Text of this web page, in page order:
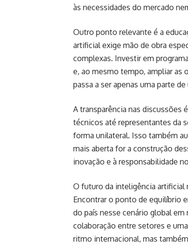
às necessidades do mercado
Outro ponto relevante é a
artificial exige mão de obra
complexas. Investir em
e, ao mesmo tempo, ampliar as
passa a ser apenas uma parte
A transparência nas discussões
técnicos até representantes da
forma unilateral. Isso também
mais aberta for a construção
inovação e à responsabilidade
O futuro da inteligência artificial
Encontrar o ponto de equilíbrio
do país nesse cenário global
colaboração entre setores e
ritmo internacional, mas